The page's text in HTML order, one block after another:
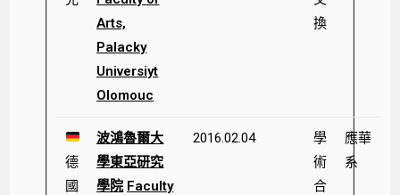
Arts,
Palacky
Universiyt
Olomouc
換
德
國
波鴻魯爾大
學東亞研究
學院 Faculty
2016.02.04
學
術
合
應華
系